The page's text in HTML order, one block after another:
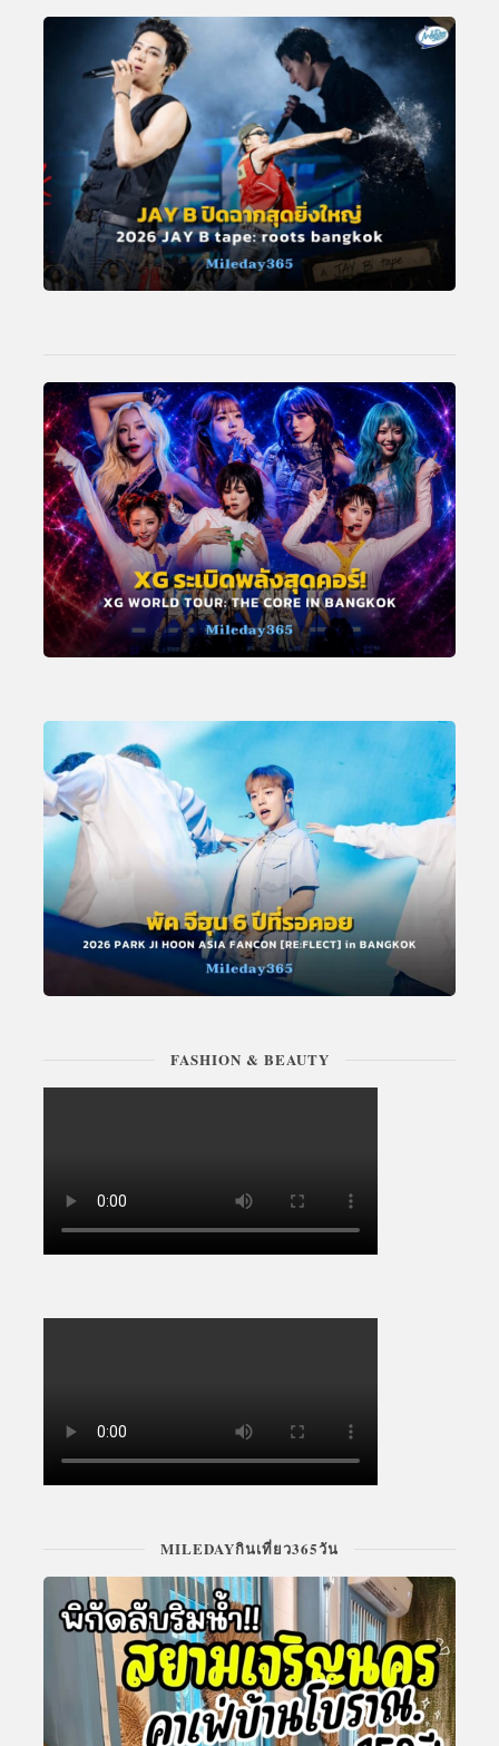
FASHION & BEAUTY
MILEDAYกินเที่ยว365วัน